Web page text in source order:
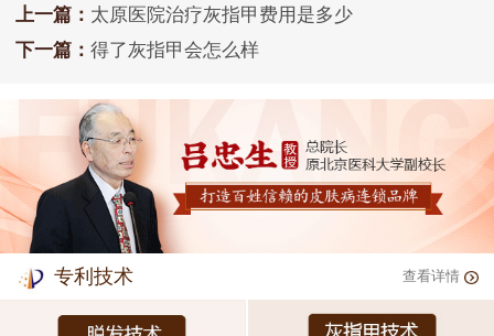
上一篇： 太原医院治疗灰指甲费用是多少
下一篇： 得了灰指甲会怎么样
专利技术 查看详情